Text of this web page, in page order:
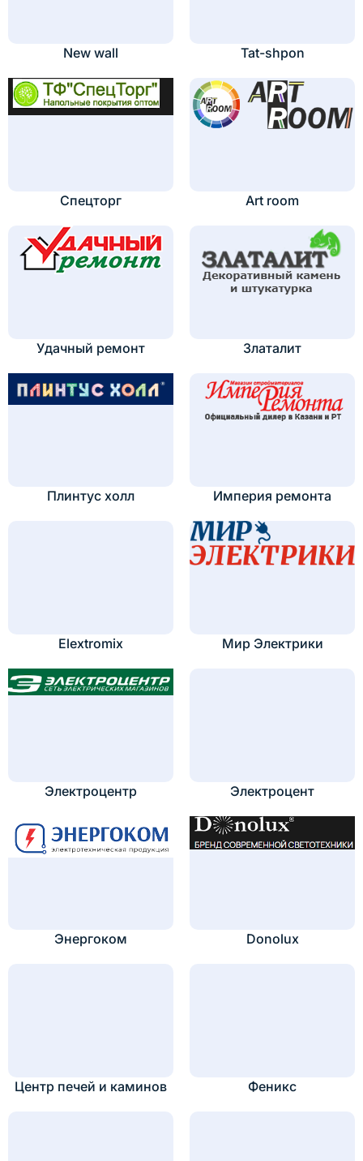
New wall Tat-shpon
Спецторг Art room
Удачный ремонт Златалит
Плинтус холл Империя ремонта
Elextromix Мир Электрики
Электроцентр Электроцент
Энергоком Donolux
Центр печей и каминов Феникс